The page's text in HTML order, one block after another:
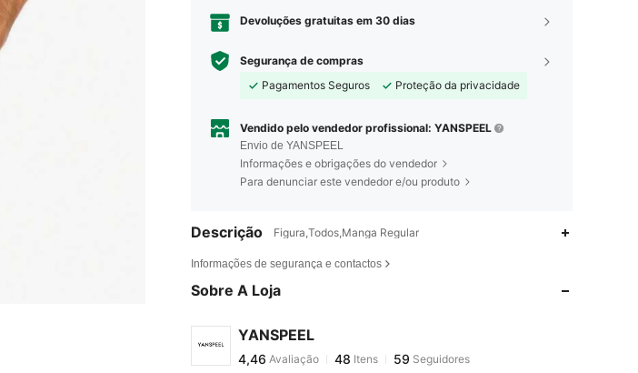
Devoluções gratuitas em 30 dias
Segurança de compras
Pagamentos Seguros
Proteção da privacidade
Vendido pelo vendedor profissional: YANSPEEL
Envio de YANSPEEL
Informações e obrigações do vendedor
Para denunciar este vendedor e/ou produto
Descrição Figura,Todos,Manga Regular
Informações de segurança e contactos
Sobre A Loja
YANSPEEL
4,46 48 59
4,46
4,46 48 59
h***opago1 dia atrás